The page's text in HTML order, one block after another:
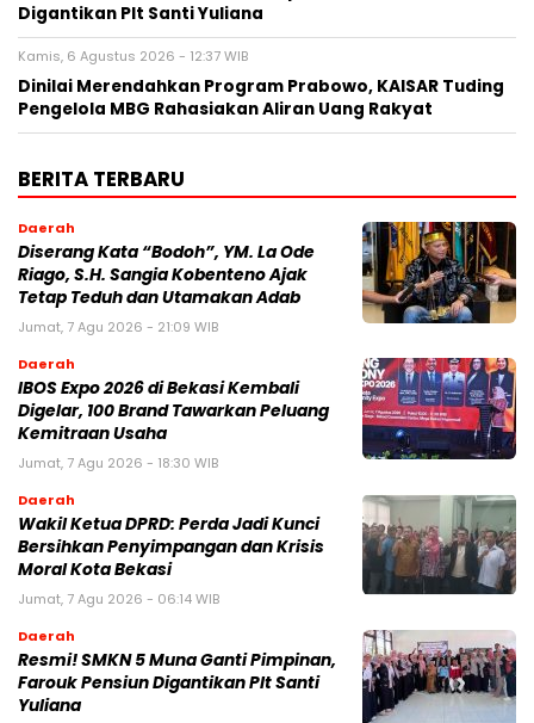
Digantikan Plt Santi Yuliana
Kamis, 6 Agustus 2026 - 12:37 WIB
Dinilai Merendahkan Program Prabowo, KAISAR Tuding
Pengelola MBG Rahasiakan Aliran Uang Rakyat
BERITA TERBARU
Daerah
Diserang Kata “Bodoh”, YM. La Ode
Riago, S.H. Sangia Kobenteno Ajak
Tetap Teduh dan Utamakan Adab
Jumat, 7 Agu 2026 - 21:09 WIB
Daerah
IBOS Expo 2026 di Bekasi Kembali
Digelar, 100 Brand Tawarkan Peluang
Kemitraan Usaha
Jumat, 7 Agu 2026 - 18:30 WIB
Daerah
Wakil Ketua DPRD: Perda Jadi Kunci
Bersihkan Penyimpangan dan Krisis
Moral Kota Bekasi
Jumat, 7 Agu 2026 - 06:14 WIB
Daerah
Resmi! SMKN 5 Muna Ganti Pimpinan,
Farouk Pensiun Digantikan Plt Santi
Yuliana